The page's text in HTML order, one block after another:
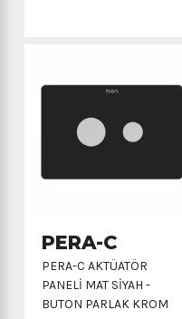
PERA-C
PERA-C AKTÜATÖR
PANELİ MAT SİYAH -
BUTON PARLAK KROM